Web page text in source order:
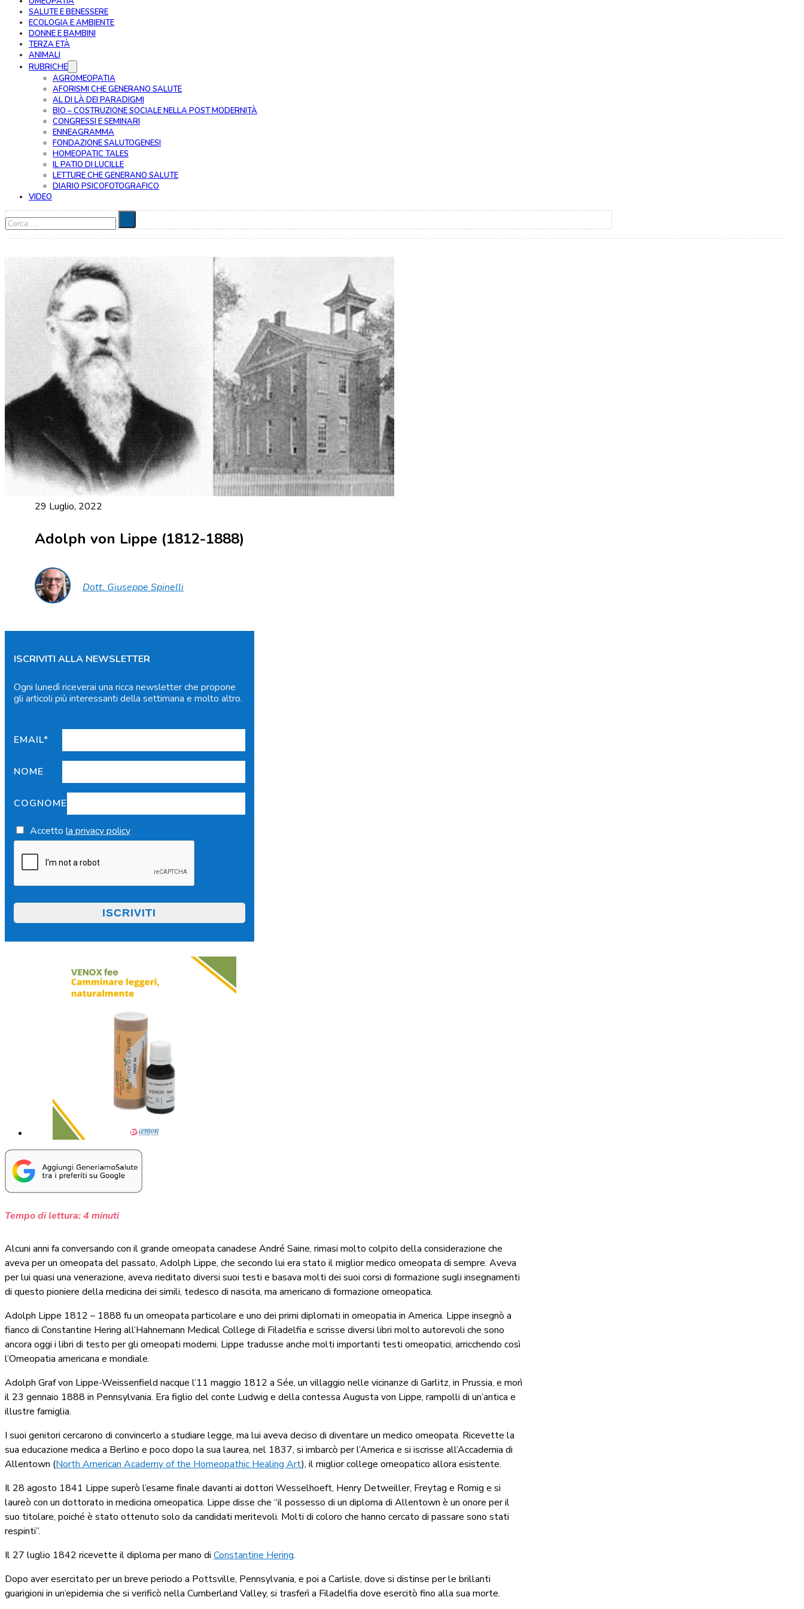
SALUTE E BENESSERE
ECOLOGIA E AMBIENTE
DONNE E BAMBINI
TERZA ETÀ
ANIMALI
RUBRICHE
AGROMEOPATIA
AFORISMI CHE GENERANO SALUTE
AL DI LÀ DEI PARADIGMI
BIO – COSTRUZIONE SOCIALE NELLA POST MODERNITÀ
CONGRESSI E SEMINARI
ENNEAGRAMMA
FONDAZIONE SALUTOGENESI
HOMEOPATIC TALES
IL PATIO DI LUCILLE
LETTURE CHE GENERANO SALUTE
DIARIO PSICOFOTOGRAFICO
VIDEO
Cerca
29 Luglio, 2022
Adolph von Lippe (1812-1888)
Dott. Giuseppe Spinelli
ISCRIVITI ALLA NEWSLETTER
Ogni lunedì riceverai una ricca newsletter che propone
gli articoli più interessanti della settimana e molto altro.
EMAIL*
NOME
COGNOME
Accetto la privacy policy
Tempo di lettura:4 minuti
Alcuni anni fa conversando con il grande omeopata canadese André Saine, rimasi molto colpito della considerazione che
aveva per un omeopata del passato, Adolph Lippe, che secondo lui era stato il miglior medico omeopata di sempre. Aveva
per lui quasi una venerazione, aveva rieditato diversi suoi testi e basava molti dei suoi corsi di formazione sugli insegnamenti
di questo pioniere della medicina dei simili, tedesco di nascita, ma americano di formazione omeopatica.
Adolph Lippe 1812 – 1888 fu un omeopata particolare e uno dei primi diplomati in omeopatia in America. Lippe insegnò a
fianco di Constantine Hering all’Hahnemann Medical College di Filadelfia e scrisse diversi libri molto autorevoli che sono
ancora oggi i libri di testo per gli omeopati moderni. Lippe tradusse anche molti importanti testi omeopatici, arricchendo così
l’Omeopatia americana e mondiale.
Adolph Graf von Lippe-Weissenfield nacque l’11 maggio 1812 a Sée, un villaggio nelle vicinanze di Garlitz, in Prussia, e morì
il 23 gennaio 1888 in Pennsylvania. Era figlio del conte Ludwig e della contessa Augusta von Lippe, rampolli di un’antica e
illustre famiglia.
I suoi genitori cercarono di convincerlo a studiare legge, ma lui aveva deciso di diventare un medico omeopata. Ricevette la
sua educazione medica a Berlino e poco dopo la sua laurea, nel 1837, si imbarcò per l’America e si iscrisse all’Accademia di
Allentown (North American Academy of the Homeopathic Healing Art), il miglior college omeopatico allora esistente.
Il 28 agosto 1841 Lippe superò l’esame finale davanti ai dottori Wesselhoeft, Henry Detweiller, Freytag e Romig e si
laureò con un dottorato in medicina omeopatica. Lippe disse che “il possesso di un diploma di Allentown è un onore per il
suo titolare, poiché è stato ottenuto solo da candidati meritevoli. Molti di coloro che hanno cercato di passare sono stati
respinti”.
Il 27 luglio 1842 ricevette il diploma per mano di Constantine Hering.
Dopo aver esercitato per un breve periodo a Pottsville, Pennsylvania, e poi a Carlisle, dove si distinse per le brillanti
guarigioni in un’epidemia che si verificò nella Cumberland Valley, si trasferì a Filadelfia dove esercitò fino alla sua morte.